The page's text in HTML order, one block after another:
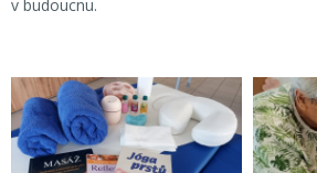
v budoucnu.